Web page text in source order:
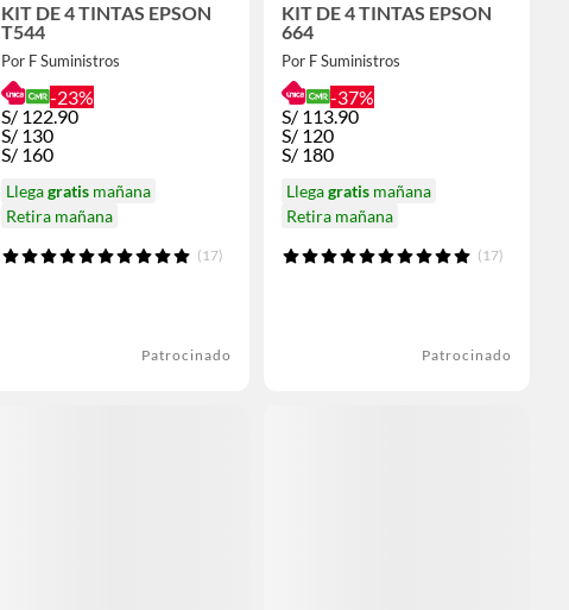
KIT DE 4 TINTAS EPSON
T544
Por F Suministros
-23%
S/ 122.90
S/ 130
S/ 160
Llegagratismañana
Retira mañana
(17)
Patrocinado
KIT DE 4 TINTAS EPSON
664
Por F Suministros
-37%
S/ 113.90
S/ 120
S/ 180
Llegagratismañana
Retira mañana
(17)
Patrocinado